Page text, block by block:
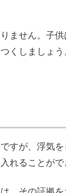
ません。子
くしましょう
すが、浮気
れることがで